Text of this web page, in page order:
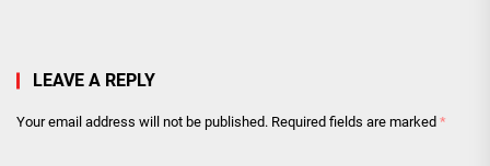
LEAVE A REPLY
Your email address will not be published. Required fields are marked *